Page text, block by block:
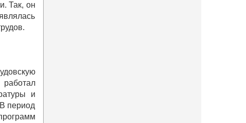
Так, он
и
период